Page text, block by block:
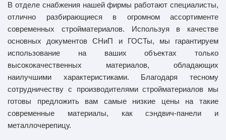
В отделе снабжения нашей фирмы работают специалисты,
отлично разбирающиеся в огромном ассортименте
современных стройматериалов. Используя в качестве
основных документов СНиП и ГОСТы, мы гарантируем
использование на ваших объектах только
высококачественных материалов, обладающих
наилучшими характеристиками. Благодаря тесному
сотрудничеству с производителями стройматериалов мы
готовы предложить вам самые низкие цены на такие
современные материалы, как сэндвич-панели и
металлочерепицу.